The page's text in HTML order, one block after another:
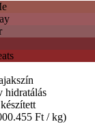
hidratálás
Ft / kg)